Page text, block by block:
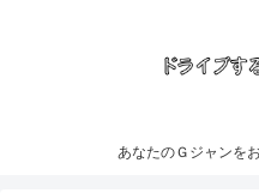
あなたのＧジャンを